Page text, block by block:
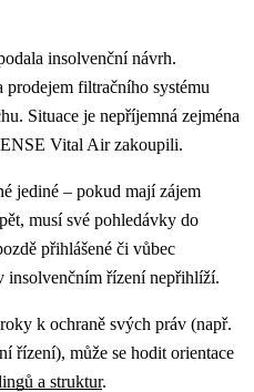
insolvenční návrh.
prodejem filtračního systému
Situace je nepříjemná zejména
Vital Air zakoupili.
jediné – pokud mají zájem
musí své pohledávky do
přihlášené či vůbec
insolvenčním řízení nepřihlíží.
k ochraně svých práv (např.
řízení), může se hodit orientace
a struktur.